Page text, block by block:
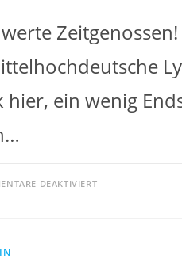
werte
hier, ein wenig
DEAKTIVIERTFÜR